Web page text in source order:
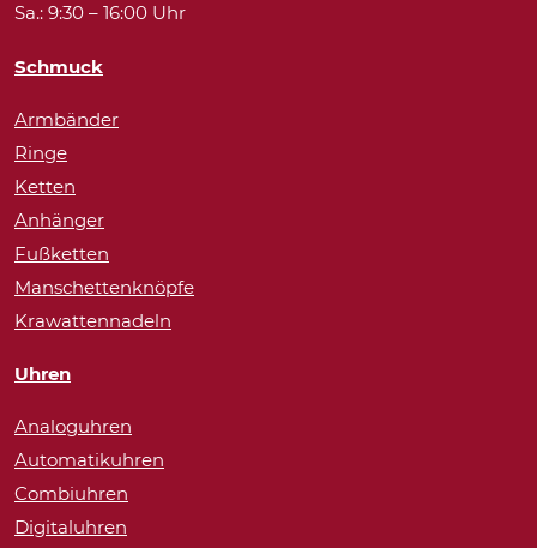
Sa.: 9:30 – 16:00 Uhr
Schmuck
Armbänder
Ringe
Ketten
Anhänger
Fußketten
Manschettenknöpfe
Krawattennadeln
Uhren
Analoguhren
Automatikuhren
Combiuhren
Digitaluhren